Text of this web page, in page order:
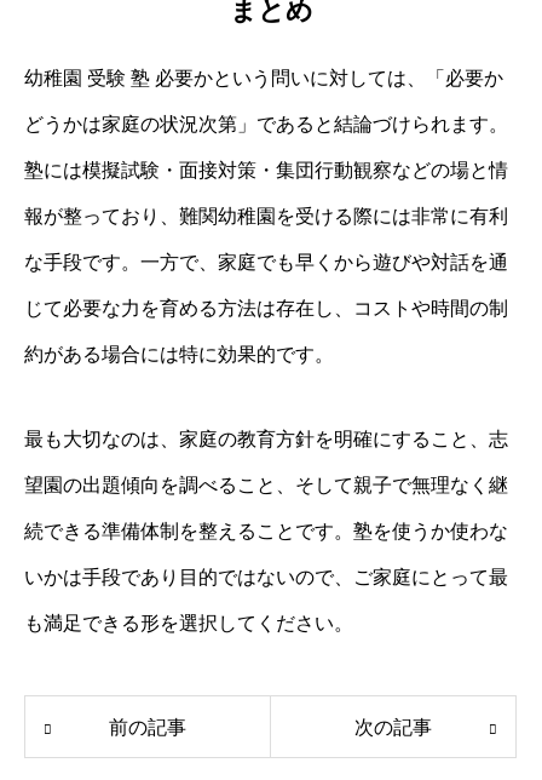
まとめ
幼稚園 受験 塾 必要かという問いに対しては、「必要か
どうかは家庭の状況次第」であると結論づけられます。
塾には模擬試験・面接対策・集団行動観察などの場と情
報が整っており、難関幼稚園を受ける際には非常に有利
な手段です。一方で、家庭でも早くから遊びや対話を通
じて必要な力を育める方法は存在し、コストや時間の制
約がある場合には特に効果的です。
最も大切なのは、家庭の教育方針を明確にすること、志
望園の出題傾向を調べること、そして親子で無理なく継
続できる準備体制を整えることです。塾を使うか使わな
いかは手段であり目的ではないので、ご家庭にとって最
も満足できる形を選択してください。
前の記事 次の記事